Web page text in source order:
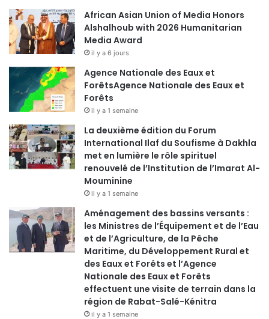
African Asian Union of Media Honors
Alshalhoub with 2026 Humanitarian
Media Award
il y a 6 jours
Agence Nationale des Eaux et
ForêtsAgence Nationale des Eaux et
Forêts
il y a 1 semaine
La deuxième édition du Forum
International Ilaf du Soufisme à Dakhla
met en lumière le rôle spirituel
renouvelé de l’Institution de l’Imarat Al-
Mouminine
il y a 1 semaine
Aménagement des bassins versants :
les Ministres de l’Équipement et de l’Eau
et de l’Agriculture, de la Pêche
Maritime, du Développement Rural et
des Eaux et Forêts et l’Agence
Nationale des Eaux et Forêts
effectuent une visite de terrain dans la
région de Rabat-Salé-Kénitra
il y a 1 semaine